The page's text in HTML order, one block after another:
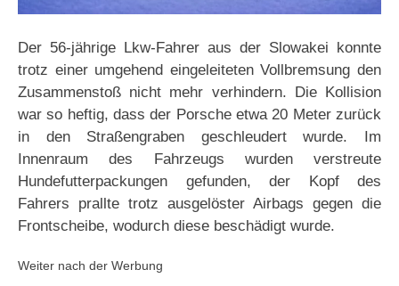
Der 56-jährige Lkw-Fahrer aus der Slowakei konnte
trotz einer umgehend eingeleiteten Vollbremsung den
Zusammenstoß nicht mehr verhindern. Die Kollision
war so heftig, dass der Porsche etwa 20 Meter zurück
in den Straßengraben geschleudert wurde. Im
Innenraum des Fahrzeugs wurden verstreute
Hundefutterpackungen gefunden, der Kopf des
Fahrers prallte trotz ausgelöster Airbags gegen die
Frontscheibe, wodurch diese beschädigt wurde.
Weiter nach der Werbung